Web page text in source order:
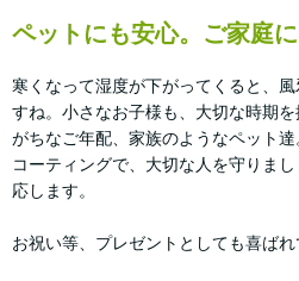
ペットにも安心。ご家庭
寒くなって湿度が下がってくると、
すね。小さなお子様も、大切な時期
がちなご年配、家族のようなペット
コーティングで、大切な人を守りま
応します。
お祝い等、プレゼントとしても喜ばれ